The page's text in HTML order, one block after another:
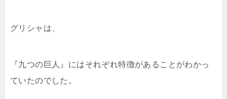
グリシャは、
『九つの巨人』にはそれぞれ特徴があることがわかっ
ていたのでした。